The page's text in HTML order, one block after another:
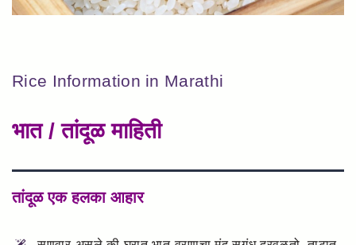
Rice Information in Marathi
भात / तांदूळ माहिती
तांदूळ एक हलका आहार